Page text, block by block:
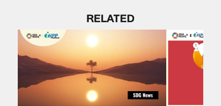
RELATED